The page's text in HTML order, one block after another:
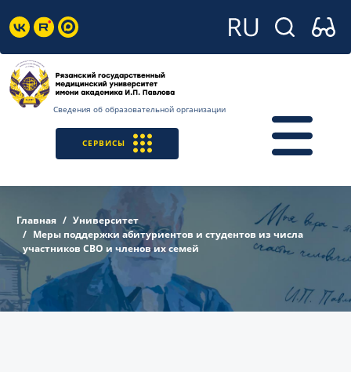
Сведения об образовательной организации
СЕРВИСЫ
Главная
Университет
Меры поддержки абитуриентов и студентов из числа
участников СВО и членов их семей